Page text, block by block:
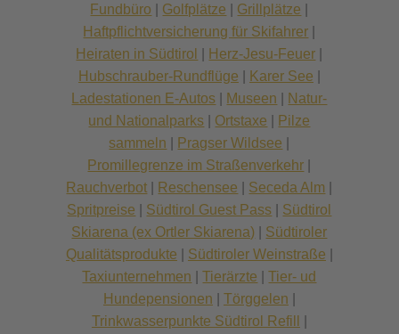
Fundbüro
Golfplätze Grillplätze
Haftpflichtversicherung für Skifahrer
Heiraten in Südtirol
Herz-Jesu-Feuer
Hubschrauber-Rundflüge
Karer See
Ladestationen E-Autos
Museen
Natur-
und Nationalparks
Ortstaxe
Pilze
sammeln
Pragser Wildsee
Promillegrenze im Straßenverkehr
Rauchverbot
Reschensee Seceda Alm
Spritpreise
Südtirol Guest Pass
Südtirol
Skiarena (ex Ortler Skiarena)
Südtiroler
Qualitätsprodukte
Südtiroler Weinstraße
Taxiunternehmen |Tierärzte |Tier- ud
Hundepensionen
Törggelen
Trinkwasserpunkte Südtirol Refill